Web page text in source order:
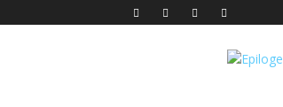
Epilogesnews